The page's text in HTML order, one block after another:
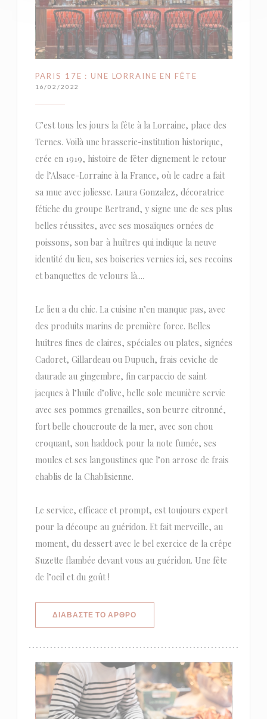
PARIS 17E : UNE LORRAINE EN FÊTE
16/02/2022
C’est tous les jours la fête à la Lorraine, place des
Ternes. Voilà une brasserie-institution historique,
crée en 1919, histoire de fêter dignement le retour
de l’Alsace-Lorraine à la France, où le cadre a fait
sa mue avec joliesse. Laura Gonzalez, décoratrice
fétiche du groupe Bertrand, y signe une de ses plus
belles réussites, avec ses mosaïques ornées de
poissons, son bar à huîtres qui indique la neuve
identité du lieu, ses boiseries vernies ici, ses recoins
et banquettes de velours là....
Le lieu a du chic. La cuisine n’en manque pas, avec
des produits marins de première force. Belles
huîtres fines de claires, spéciales ou plates, signées
Cadoret, Gillardeau ou Dupuch, frais ceviche de
daurade au gingembre, fin carpaccio de saint
jacques à l’huile d’olive, belle sole meunière servie
avec ses pommes grenailles, son beurre citronné,
fort belle choucroute de la mer, avec son chou
croquant, son haddock pour la note fumée, ses
moules et ses langoustines que l’on arrose de frais
chablis de la Chablisienne.
Le service, efficace et prompt, est toujours expert
pour la découpe au guéridon. Et fait merveille, au
moment, du dessert avec le bel exercice de la crêpe
Suzette flambée devant vous au guéridon. Une fête
de l’oeil et du goût !
ΔΙΑΒΆΣΤΕ ΤΟ ΆΡΘΡΟ